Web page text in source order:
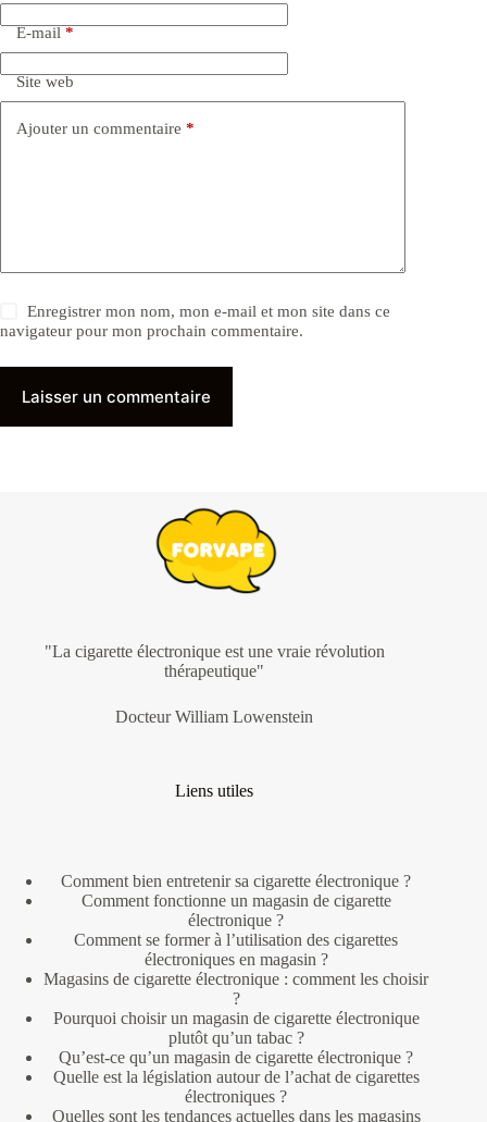
E-mail *
Site web
Ajouter un commentaire *
Enregistrer mon nom, mon e-mail et mon site dans ce
navigateur pour mon prochain commentaire.
Laisser un commentaire
"La cigarette électronique est une vraie révolution
thérapeutique"
Docteur William Lowenstein
Liens utiles
Comment bien entretenir sa cigarette électronique ?
Comment fonctionne un magasin de cigarette
électronique ?
Comment se former à l’utilisation des cigarettes
électroniques en magasin ?
Magasins de cigarette électronique : comment les choisir
?
Pourquoi choisir un magasin de cigarette électronique
plutôt qu’un tabac ?
Qu’est-ce qu’un magasin de cigarette électronique ?
Quelle est la législation autour de l’achat de cigarettes
électroniques ?
Quelles sont les tendances actuelles dans les magasins